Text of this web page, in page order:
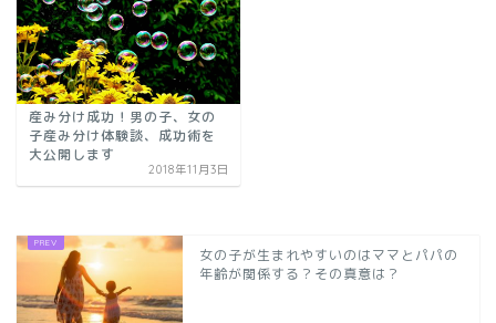
産み分け成功！男の子、女の
子産み分け体験談、成功術を
大公開します
2018年11月3日
女の子が生まれやすいのはママとパパの
年齢が関係する？その真意は？